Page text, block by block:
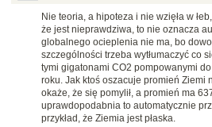
Nie teoria, a hipoteza i nie wzięła w
że jest nieprawdziwa, to nie oznacza
globalnego ocieplenia nie ma, bo
szczególności trzeba wytłumaczyć co
tymi gigatonami CO2 pompowanymi
roku. Jak ktoś oszacuje promień Ziemi
okaże, że się pomylił, a promień ma
uprawdopodabnia to automatycznie
przykład, że Ziemia jest płaska.